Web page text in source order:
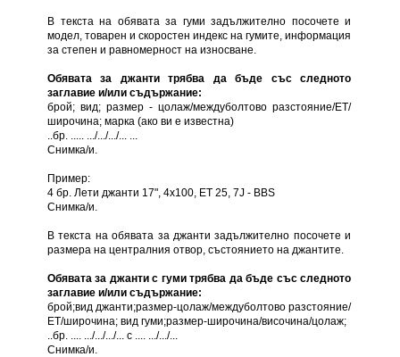
В текста на обявата за гуми задължително посочете и
модел, товарен и скоростен индекс на гумите, информация
за степен и равномерност на износване.
Обявата за джанти трябва да бъде със следното
заглавие и/или съдържание:
брой; вид; размер - цолаж/междуболтово разстояние/ЕТ/
широчина; марка (ако ви е известна)
..бр. ..... .../.../.../... ...
Снимка/и.
Пример:
4 бр. Лети джанти 17", 4х100, ЕТ 25, 7J - BBS
Снимка/и.
В текста на обявата за джанти задължително посочете и
размера на централния отвор, състоянието на джантите.
Обявата за джанти с гуми трябва да бъде със следното
заглавие и/или съдържание:
брой;вид джанти;размер-цолаж/междуболтово разстояние/
ЕТ/широчина; вид гуми;размер-широчина/височина/цолаж;
..бр. .... .../.../.../... с .... .../.../...
Снимка/и.